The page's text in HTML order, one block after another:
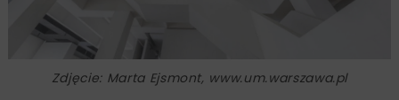
Zdjęcie: Marta Ejsmont, www.um.warszawa.pl